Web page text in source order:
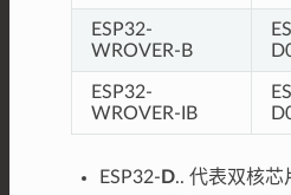
ESP32-
WROVER-B
ESP32-
WROVER-IB
ESP32- D.. 代表双核芯